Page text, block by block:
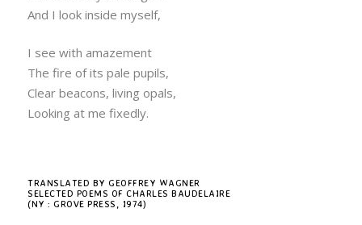
And I look inside myself,
I see with amazement
The fire of its pale pupils,
Clear beacons, living opals,
Looking at me fixedly.
TRANSLATED BY GEOFFREY WAGNER
SELECTED POEMS OF CHARLES BAUDELAIRE
(NY : GROVE PRESS, 1974)